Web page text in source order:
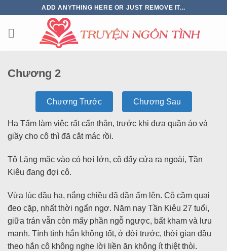
ADD ANYTHING HERE OR JUST REMOVE IT...
Chương 2
Chương Trước Chương Sau
Hạ Tẩm làm việc rất cẩn thận, trước khi đưa quần áo và
giầy cho cô thì đã cắt mác rồi.
Tô Lăng mặc vào có hơi lớn, cô đẩy cửa ra ngoài, Tần
Kiêu đang đợi cô.
Vừa lúc đầu hạ, nắng chiều đã dần ấm lên. Cô cầm quai
đeo cặp, nhất thời ngẩn ngơ. Năm nay Tần Kiêu 27 tuổi,
giữa trán vẫn còn mấy phần ngỗ ngược, bất kham và lưu
manh. Tính tình hắn không tốt, ở đời trước, thời gian đầu
theo hắn cô không nghe lời liền ăn không ít thiệt thòi.